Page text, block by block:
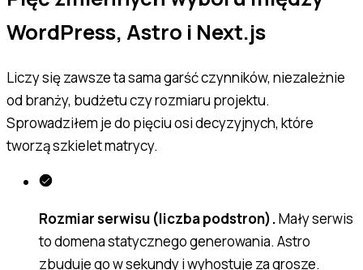
WordPress, Astro i Next.js
Liczy się zawsze ta sama garść czynników, niezależnie
od branży, budżetu czy rozmiaru projektu.
Sprowadziłem je do pięciu osi decyzyjnych, które
tworzą szkielet matrycy.
Rozmiar serwisu (liczba podstron).Mały serwis
to domena statycznego generowania. Astro
zbuduje go w sekundy i wyhostuje za grosze.